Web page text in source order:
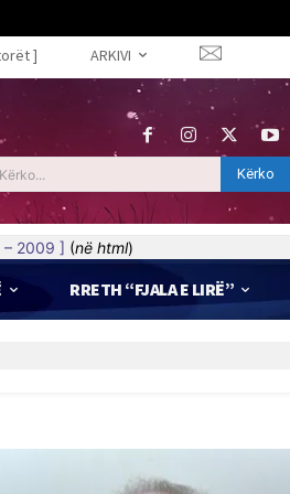
] ARKIVI
Kërko... Kërko
2009 ] (në html)
RRETH “FJALA E LIRË”